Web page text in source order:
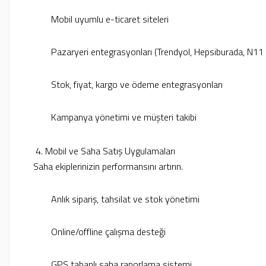
Mobil uyumlu e-ticaret siteleri
Pazaryeri entegrasyonları (Trendyol, Hepsiburada, N11
Stok, fiyat, kargo ve ödeme entegrasyonları
Kampanya yönetimi ve müşteri takibi
4. Mobil ve Saha Satış Uygulamaları
Saha ekiplerinizin performansını artırın.
Anlık sipariş, tahsilat ve stok yönetimi
Online/offline çalışma desteği